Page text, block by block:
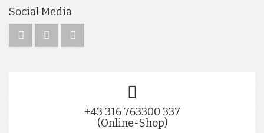
Social Media
+43 316 763300 337
(Online-Shop)